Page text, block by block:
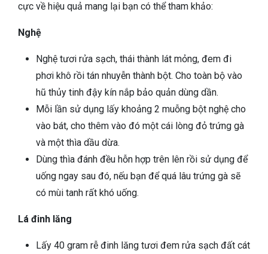
cực về hiệu quả mang lại bạn có thể tham khảo:
Nghệ
Nghệ tươi rửa sạch, thái thành lát mỏng, đem đi
phơi khô rồi tán nhuyễn thành bột. Cho toàn bộ vào
hũ thủy tinh đậy kín nắp bảo quản dùng dần.
Mỗi lần sử dụng lấy khoảng 2 muỗng bột nghệ cho
vào bát, cho thêm vào đó một cái lòng đỏ trứng gà
và một thìa dầu dừa.
Dùng thìa đánh đều hỗn hợp trên lên rồi sử dụng để
uống ngay sau đó, nếu bạn để quá lâu trứng gà sẽ
có mùi tanh rất khó uống.
Lá đinh lăng
Lấy 40 gram rễ đinh lăng tươi đem rửa sạch đất cát